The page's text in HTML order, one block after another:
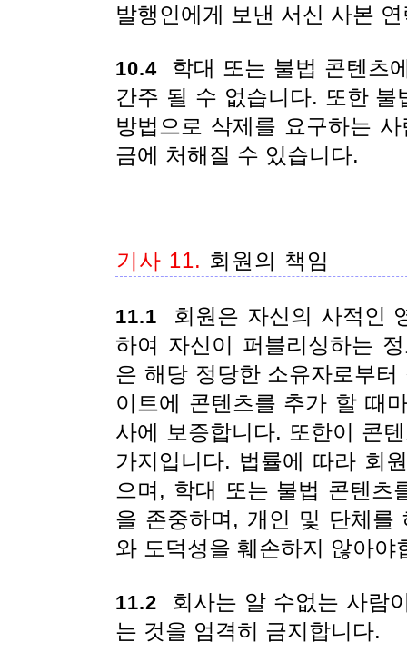
발행인에게 보낸 서신 사본
10.4 학대 또는 불법 콘텐츠
간주 될 수 없습니다. 또한
방법으로 삭제를 요구하는
금에 처해질 수 있습니다.
기사 11. 회원의 책임
11.1 회원은 자신의 사적인
하여 자신이 퍼블리싱하는
은 해당 정당한 소유자로부
이트에 콘텐츠를 추가 할 때
사에 보증합니다. 또한이 콘
가지입니다. 법률에 따라 회
으며, 학대 또는 불법 콘텐츠
을 존중하며, 개인 및 단체를
와 도덕성을 훼손하지 않아야
11.2 회사는 알 수없는 사람
는 것을 엄격히 금지합니다.